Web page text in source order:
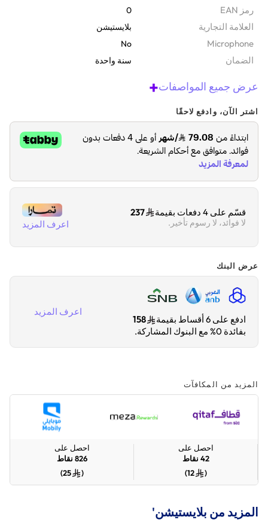
رمز EAN 0
‫العلامة التجارية بلايستيشن
Microphone
No
الضمان‬ سنة واحدة
عرض جميع المواصفات+
اشتر الآن، وادفع لاحقًا
قسّم على 4 دفعات بقيمة 237
لا فوائد، لا رسوم تأخير. اعرف المزيد
عرض البنك
ادفع على 6 أقساط بقيمة
158
بفائدة 0% مع البنوك المشاركة.
اعرف المزيد
المزيد من المكافآت
احصل على
42 نقاط
(
12
)
احصل على
826 نقاط
(
25
)
المزيد من بلايستيشن'